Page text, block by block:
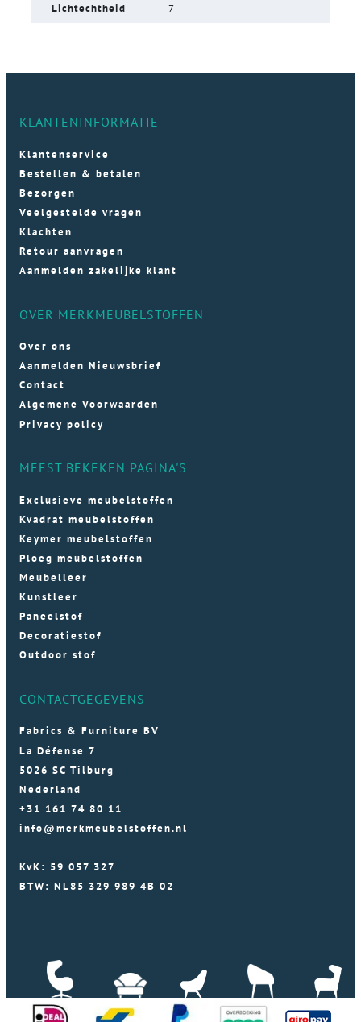
Lichtechtheid 7
KLANTENINFORMATIE
Klantenservice
Bestellen & betalen
Bezorgen
Veelgestelde vragen
Klachten
Retour aanvragen
Aanmelden zakelijke klant
OVER MERKMEUBELSTOFFEN
Over ons
Aanmelden Nieuwsbrief
Contact
Algemene Voorwaarden
Privacy policy
MEEST BEKEKEN PAGINA'S
Exclusieve meubelstoffen
Kvadrat meubelstoffen
Keymer meubelstoffen
Ploeg meubelstoffen
Meubelleer
Kunstleer
Paneelstof
Decoratiestof
Outdoor stof
CONTACTGEGEVENS
Fabrics & Furniture BV
La Défense 7
5026 SC Tilburg
Nederland
+31 161 74 80 11
info@merkmeubelstoffen.nl
KvK: 59 057 327
BTW: NL85 329 989 4B 02